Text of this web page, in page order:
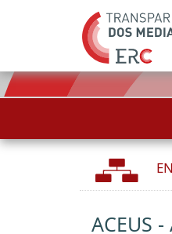
ACEUS